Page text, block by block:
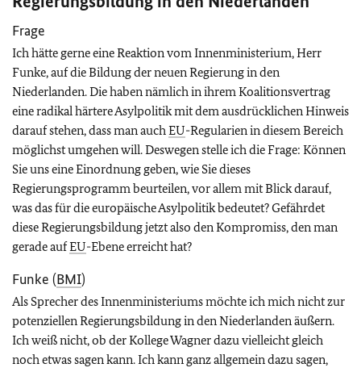
Frage
Ich hätte gerne eine Reaktion vom Innenministerium, Herr
Funke, auf die Bildung der neuen Regierung in den
Niederlanden. Die haben nämlich in ihrem Koalitionsvertrag
eine radikal härtere Asylpolitik mit dem ausdrücklichen Hinweis
darauf stehen, dass man auchEU-Regularien in diesem Bereich
möglichst umgehen will. Deswegen stelle ich die Frage: Können
Sie uns eine Einordnung geben, wie Sie dieses
Regierungsprogramm beurteilen, vor allem mit Blick darauf,
was das für die europäische Asylpolitik bedeutet? Gefährdet
diese Regierungsbildung jetzt also den Kompromiss, den man
gerade aufEU-Ebene erreicht hat?
Funke (BMI)
Als Sprecher des Innenministeriums möchte ich mich nicht zur
potenziellen Regierungsbildung in den Niederlanden äußern.
Ich weiß nicht, ob der Kollege Wagner dazu vielleicht gleich
noch etwas sagen kann. Ich kann ganz allgemein dazu sagen,